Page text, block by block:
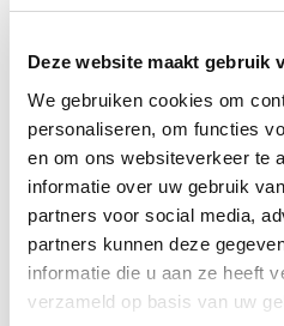
Deze website maakt gebruik
We gebruiken cookies om
personaliseren, om functies
en om ons websiteverkeer te
informatie over uw gebruik
partners voor social media,
partners kunnen deze
informatie die u aan ze heeft
verzameld op basis van uw
Snelle levering
Snel naar
Meer informatie
Meer informatie
Maatvoering koppeling